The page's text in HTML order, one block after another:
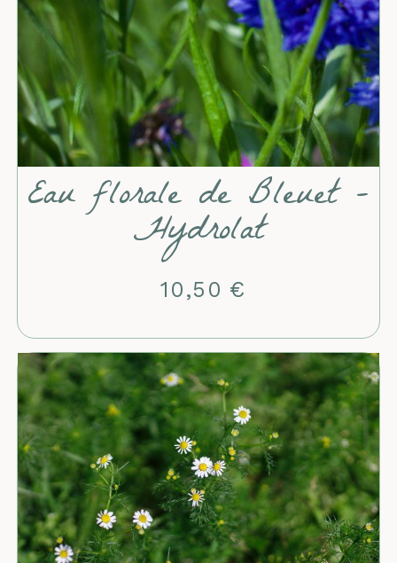
Eau florale de Bleuet -
Hydrolat
10,50 €